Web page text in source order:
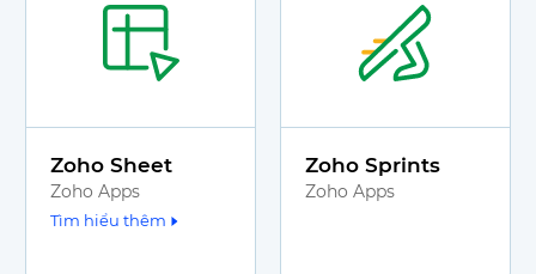
Zoho Sheet
Zoho Apps
Tìm hiểu thêm
Zoho Sprints
Zoho Apps